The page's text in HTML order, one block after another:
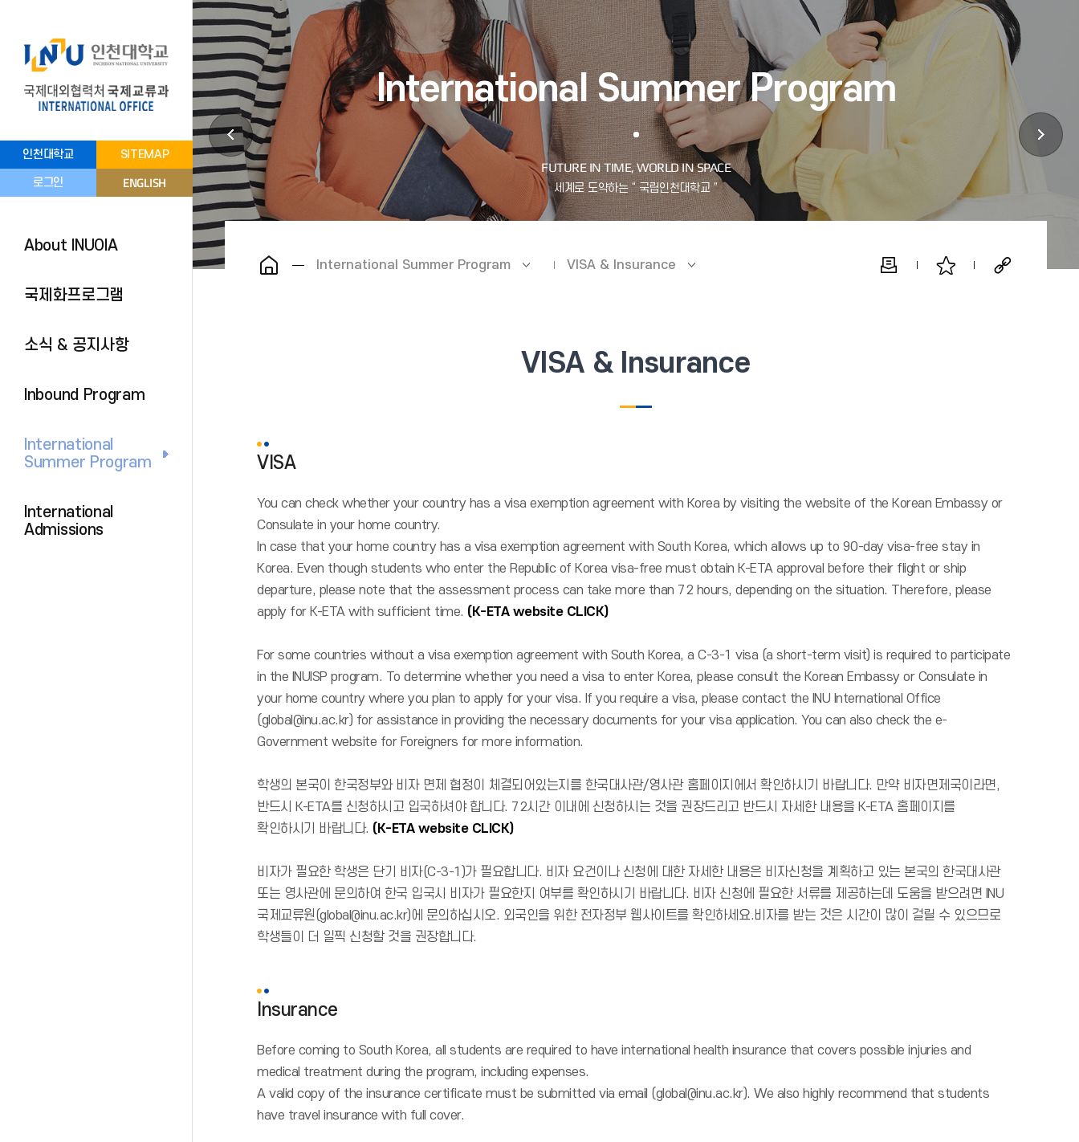
인천대학교 SITEMAP
로그인 ENGLISH
About INUOIA
국제화프로그램
소식 & 공지사항
Inbound Program
International
Summer Program
International
Admissions
International Summer Program
International Summer Program VISA & Insurance
VISA & Insurance
VISA
You can check whether your country has a visa exemption agreement with Korea by visiting the website of the Korean Embassy or
Consulate in your home country.
In case that your home country has a visa exemption agreement with South Korea, which allows up to 90-day visa-free stay in
Korea. Even though students who enter the Republic of Korea visa-free must obtain K-ETA approval before their flight or ship
departure, please note that the assessment process can take more than 72 hours, depending on the situation. Therefore, please
apply for K-ETA with sufficient time. (K-ETA website CLICK)
For some countries without a visa exemption agreement with South Korea, a C-3-1 visa (a short-term visit) is required to participate
in the INUISP program. To determine whether you need a visa to enter Korea, please consult the Korean Embassy or Consulate in
your home country where you plan to apply for your visa. If you require a visa, please contact the INU International Office
(global@inu.ac.kr) for assistance in providing the necessary documents for your visa application. You can also check the e-
Government website for Foreigners for more information.
학생의 본국이 한국정부와 비자 면제 협정이 체결되어있는지를 한국대사관/영사관 홈페이지에서 확인하시기 바랍니다. 만약 비자면제국이라면,
반드시 K-ETA를 신청하시고 입국하셔야 합니다. 72시간 이내에 신청하시는 것을 권장드리고 반드시 자세한 내용을 K-ETA 홈페이지를
확인하시기 바랍니다. (K-ETA website CLICK)
비자가 필요한 학생은 단기 비자(C-3-1)가 필요합니다. 비자 요건이나 신청에 대한 자세한 내용은 비자신청을 계획하고 있는 본국의 한국대사관
또는 영사관에 문의하여 한국 입국시 비자가 필요한지 여부를 확인하시기 바랍니다. 비자 신청에 필요한 서류를 제공하는데 도움을 받으려면 INU
국제교류원(global@inu.ac.kr)에 문의하십시오. 외국인을 위한 전자정부 웹사이트를 확인하세요.비자를 받는 것은 시간이 많이 걸릴 수 있으므로
학생들이 더 일찍 신청할 것을 권장합니다.
Insurance
Before coming to South Korea, all students are required to have international health insurance that covers possible injuries and
medical treatment during the program, including expenses.
A valid copy of the insurance certificate must be submitted via email (global@inu.ac.kr). We also highly recommend that students
have travel insurance with full cover.